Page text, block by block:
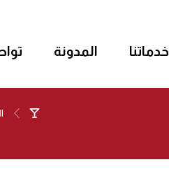
خدماتنا المدونة